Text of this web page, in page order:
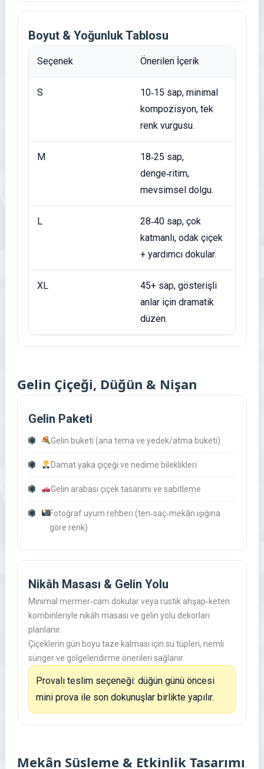
Boyut & Yoğunluk Tablosu
Seçenek Önerilen İçerik
S
10‑15 sap, minimal
kompozisyon, tek
renk vurgusu.
M
18‑25 sap,
denge‑ritim,
mevsimsel dolgu.
L
28‑40 sap, çok
katmanlı, odak çiçek
+ yardımcı dokular.
XL
45+ sap, gösterişli
anlar için dramatik
düzen.
Gelin Çiçeği, Düğün & Nişan
Gelin Paketi
Gelin buketi (ana tema ve yedek/atma buketi)
Damat yaka çiçeği ve nedime bileklikleri
Gelin arabası çiçek tasarımı ve sabitleme
Fotoğraf uyum rehberi (ten‑saç‑mekân ışığına
göre renk)
Nikâh Masası & Gelin Yolu
Minimal mermer‑cam dokular veya rustik ahşap‑keten
kombinleriyle nikâh masası ve gelin yolu dekorları
planlanır.
Çiçeklerin gün boyu taze kalması için su tüpleri, nemli
sünger ve gölgelendirme önerileri sağlanır.
Provalı teslim seçeneği: düğün günü öncesi
mini prova ile son dokunuşlar birlikte yapılır.
Mekân Süsleme & Etkinlik Tasarımı